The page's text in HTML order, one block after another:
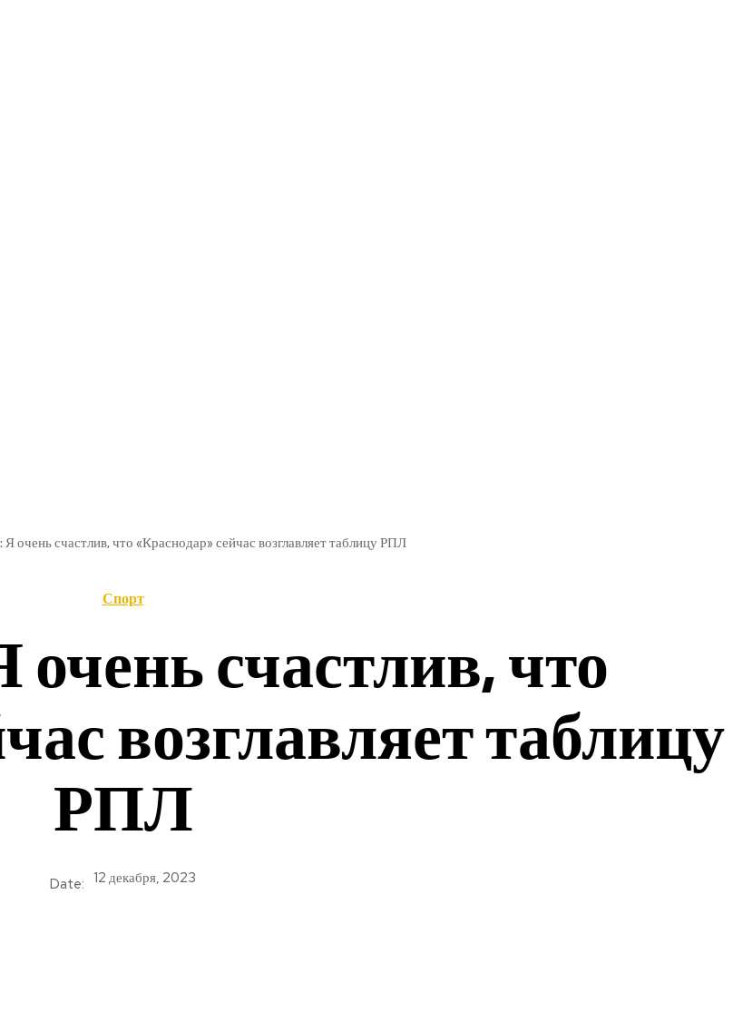
очень счастлив, что «Краснодар» сейчас возглавляет таблицу РПЛ
Спорт
счастлив, что
возглавляет таблицу
РПЛ
Date: 12 декабря, 2023